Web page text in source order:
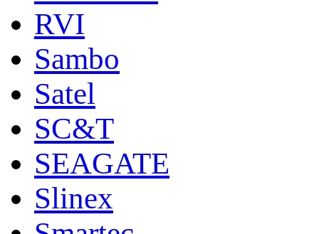
RVI
Sambo
Satel
SC&T
SEAGATE
Slinex